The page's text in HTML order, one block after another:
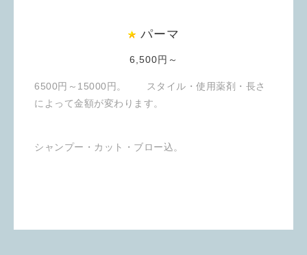
パーマ
6,500円～
6500円～15000円。 スタイル・使用薬剤・長さ
によって金額が変わります。
シャンプー・カット・ブロー込。